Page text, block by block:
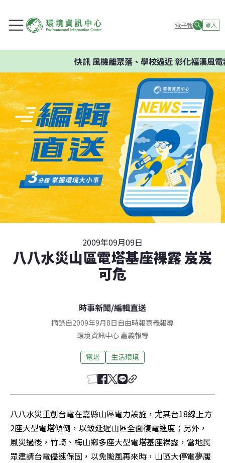
電子報 登入
快訊風機離聚落、學校過近 彰化福漢風電
2009年09月09日
八八水災山區電塔基座裸露 岌岌
可危
時事新聞/編輯直送
摘錄自2009年9月8日自由時報嘉義報導
環境資訊中心 嘉義報導
電塔 生活環境
八八水災重創台電在嘉縣山區電力設施，尤其台18線上方
2座大型電塔傾倒，以致延遲山區全面復電進度；另外，
風災過後，竹崎、梅山鄉多座大型電塔基座裸露，當地民
眾建請台電儘速保固，以免颱風再來時，山區大停電夢魘